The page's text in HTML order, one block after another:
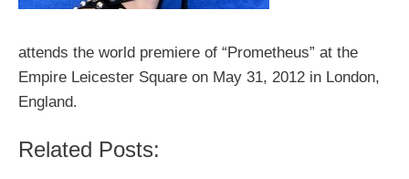
attends the world premiere of “Prometheus” at the
Empire Leicester Square on May 31, 2012 in London,
England.
Related Posts: